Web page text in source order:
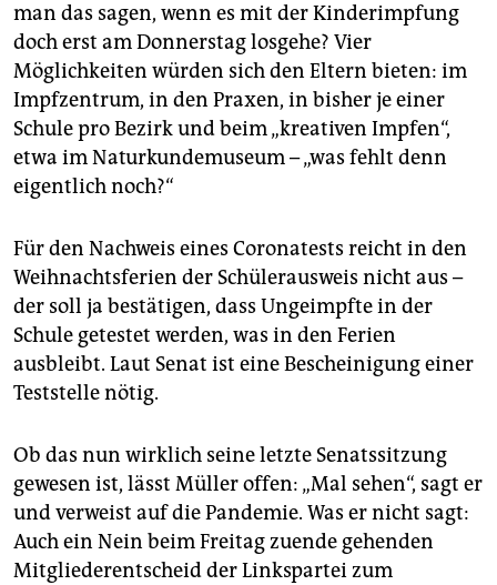
man das sagen, wenn es mit der Kinderimpfung
doch erst am Donnerstag losgehe? Vier
Möglichkeiten würden sich den Eltern bieten: im
Impfzentrum, in den Praxen, in bisher je einer
Schule pro Bezirk und beim „kreativen Impfen“,
etwa im Naturkundemuseum – „was fehlt denn
eigentlich noch?“
Für den Nachweis eines Coronatests reicht in den
Weihnachtsferien der Schülerausweis nicht aus –
der soll ja bestätigen, dass Ungeimpfte in der
Schule getestet werden, was in den Ferien
ausbleibt. Laut Senat ist eine Bescheinigung einer
Teststelle nötig.
Ob das nun wirklich seine letzte Senatssitzung
gewesen ist, lässt Müller offen: „Mal sehen“, sagt er
und verweist auf die Pandemie. Was er nicht sagt:
Auch ein Nein beim Freitag zuende gehenden
Mitgliederentscheid der Linkspartei zum